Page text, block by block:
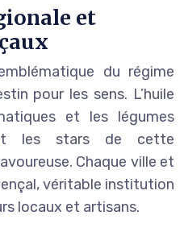
et
du régime
pour les sens. L’huile
et les légumes
les stars de cette
Chaque ville et
véritable institution
locaux et artisans.